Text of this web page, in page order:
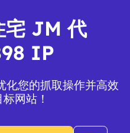
宅 JM 代
IP
化您的抓取操作并高效
网站！